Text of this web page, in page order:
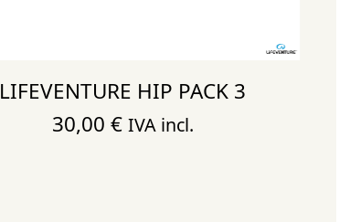
LIFEVENTURE HIP PACK 3
30,00 € IVA incl.